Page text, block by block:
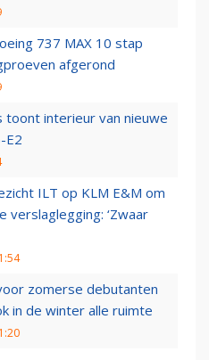
737 MAX 10 stap
afgerond
toont interieur van nieuwe
E2
ILT op KLM E&M om
verslaglegging: ‘Zwaar
zomerse debutanten
in de winter alle ruimte